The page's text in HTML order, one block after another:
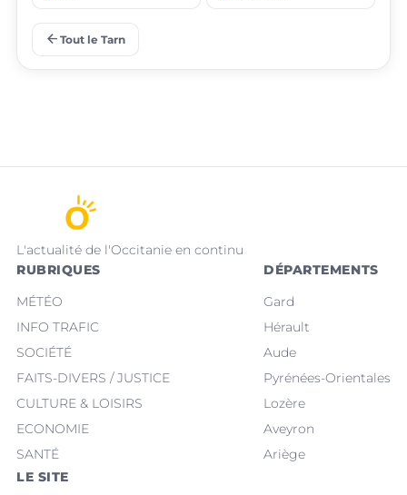
place
arrow_back Tout le Tarn
L'actualité de l'Occitanie en continu
RUBRIQUES
MÉTÉO
INFO TRAFIC
SOCIÉTÉ
FAITS-DIVERS / JUSTICE
CULTURE & LOISIRS
ECONOMIE
SANTÉ
DÉPARTEMENTS
Gard
Hérault
Aude
Pyrénées-Orientales
Lozère
Aveyron
Ariège
LE SITE